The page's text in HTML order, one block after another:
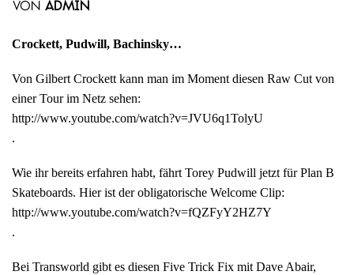
von admin
Crockett, Pudwill, Bachinsky…
Von Gilbert Crockett kann man im Moment diesen Raw Cut von
einer Tour im Netz sehen:
http://www.youtube.com/watch?v=JVU6q1TolyU
.
Wie ihr bereits erfahren habt, fährt Torey Pudwill jetzt für Plan B
Skateboards. Hier ist der obligatorische Welcome Clip:
http://www.youtube.com/watch?v=fQZFyY2HZ7Y
.
Bei Transworld gibt es diesen Five Trick Fix mit Dave Abair,